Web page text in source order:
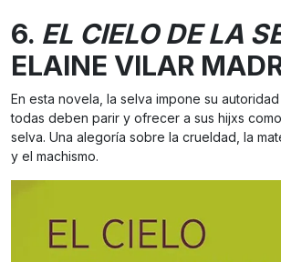
6. EL CIELO DE LA
ELAINE VILAR
En esta novela, la selva impone su
todas deben parir y ofrecer a sus hijxs
selva. Una alegoría sobre la crueldad, la
y el machismo.